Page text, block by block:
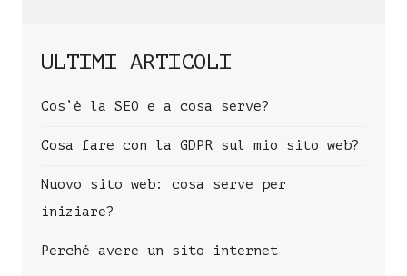
ULTIMI ARTICOLI
Cos’è la SEO e a cosa serve?
Cosa fare con la GDPR sul mio sito web?
Nuovo sito web: cosa serve per
iniziare?
Perché avere un sito internet